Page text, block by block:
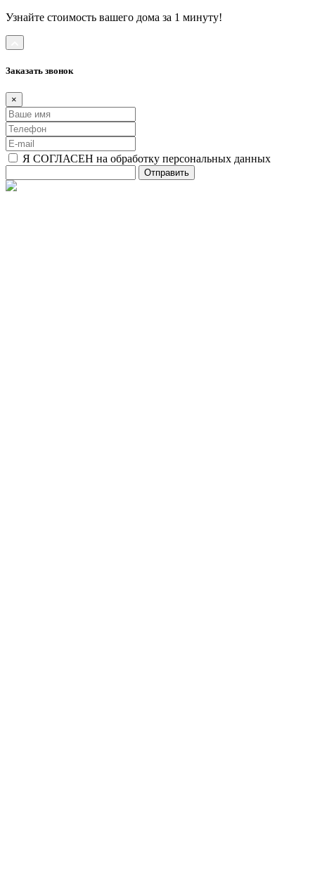
Узнайте стоимость вашего дома за 1 минуту!
Заказать звонок
×
Я СОГЛАСЕН на обработку персональных данных
Отправить